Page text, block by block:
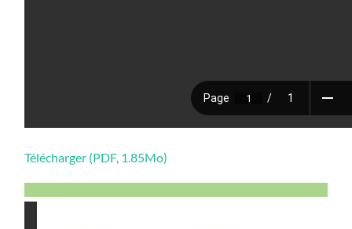
Télécharger (PDF, 1.85Mo)